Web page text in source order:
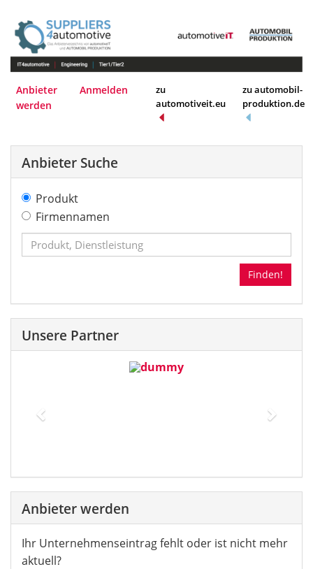
Anbieter
werden
Anmelden
zu
automotiveit.eu
zu automobil-
produktion.de
Anbieter werden
Ihr Unternehmenseintrag fehlt oder ist nicht mehr
aktuell?
Unsere Partner
Anbieter Suche
Produkt
Firmennamen
Finden!